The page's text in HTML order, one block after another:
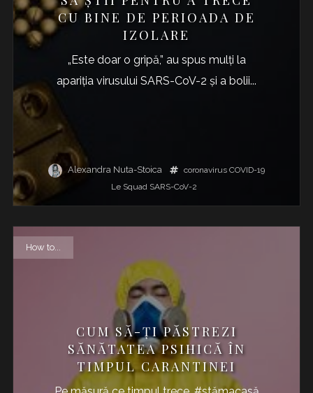
CU BINE DE PERIOADA DE
IZOLARE
„Este doar o gripă,” au spus mulți la
apariția virusului SARS-CoV-2 și a bolii...
Alexandra Nuta-Stoica coronavirus COVID-19
Le Squad SARS-CoV-2
How to...
CUM SĂ-ȚI PĂSTREZI
SĂNĂTATEA PSIHICĂ ÎN
TIMPUL CARANTINEI